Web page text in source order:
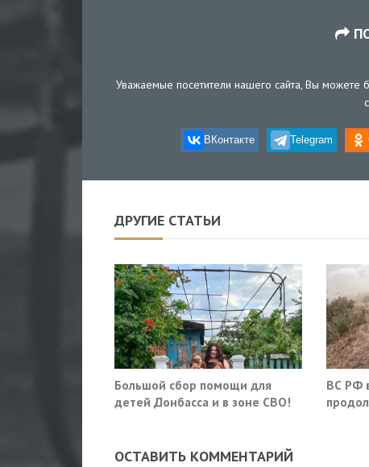
Уважаемые посетители нашего сайта, Вы можете
ВКонтакте Telegram
ДРУГИЕ СТАТЬИ
Большой сбор помощи для
детей Донбасса и в зоне СВО!
ВС РФ
ОСТАВИТЬ КОММЕНТАРИЙ